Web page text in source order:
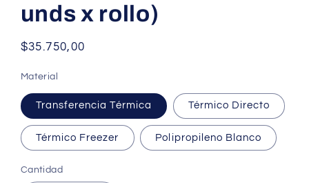
unds x rollo)
Precio
$35.750,00
Material
Transferencia Térmica Térmico Directo
Térmico Freezer Polipropileno Blanco
Cantidad